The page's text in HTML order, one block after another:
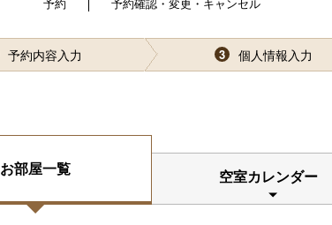
予約内容入力 3 個人情報入力
お部屋一覧 空室カレンダー